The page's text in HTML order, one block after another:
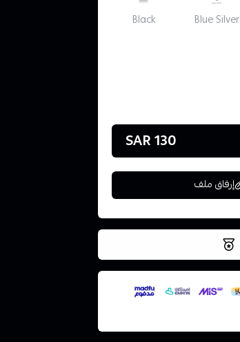
Blue Silver
Black
130 SAR
إرفاق ملف
نتميز بلجودة والتخزين الامن